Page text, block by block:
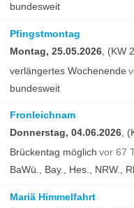
bundesweit
Pfingstmontag
Montag, 25.05.2026 , (KW
verlängertes Wochenende
bundesweit
Fronleichnam
Donnerstag, 04.06.2026,
Brückentag möglich vor 67
BaWü., Bay., Hes., NRW.,
Mariä Himmelfahrt